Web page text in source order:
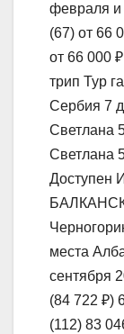
февраля
(67) от 66
от 66 000 ₽
трип Тур
Сербия 7
Светлана
Светлана
Доступен
места
сентября
(84 722 ₽)
(112) 83